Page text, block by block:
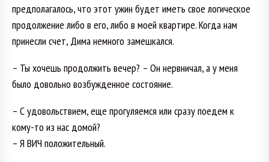
предполагалось, что этот ужин будет иметь свое логическое
продолжение либо в его, либо в моей квартире. Когда нам
принесли счет, Дима немного замешкался.
– Ты хочешь продолжить вечер? – Он нервничал, а у меня
было довольно возбужденное состояние.
– С удовольствием, еще прогуляемся или сразу поедем к
кому-то из нас домой?
– Я ВИЧ положительный.